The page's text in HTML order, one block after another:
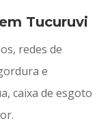
Tucuruvi
redes de
e
caixa de esgoto